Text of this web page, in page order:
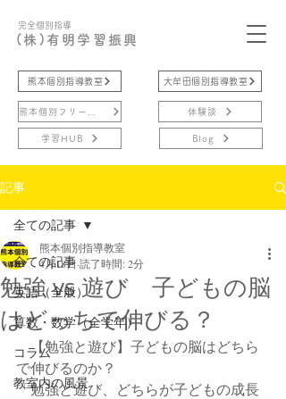
完全個別指導
(株)有明学習振興
熊本個別指導教室
学習HUB
大牟田個別指導教室
体験談
Blog
記事
全ての記事
英語（全般）
算数・数学（全学年）
コラム
教室内の風景
全ての記事
勉強 vs 遊び 子どもの脳
はどっちで伸びる？
熊本個別指導教室
4月18日 読了時間: 2分
【勉強と遊び】子どもの脳はどちら
で伸びるのか？
「勉強と遊び、どちらが子どもの成長